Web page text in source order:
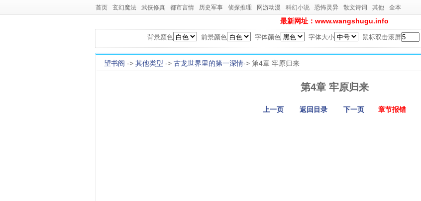
首页 玄幻魔法 武侠修真 都市言情 历史军事 侦探推理 网游动漫 科幻小说 恐怖灵异 散文诗词 其他 全本
最新网址：www.wangshugu.info
背景颜色 前景颜色 字体颜色 字体大小 鼠标双击滚屏
望书阁 -> 其他类型 -> 古龙世界里的第一深情-> 第4章 牢原归来
第4章 牢原归来
上一页 返回目录 下一页 章节报错